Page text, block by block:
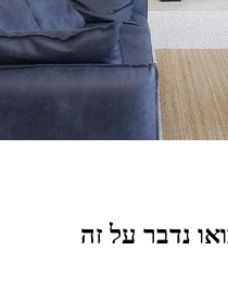
נדבר על זה